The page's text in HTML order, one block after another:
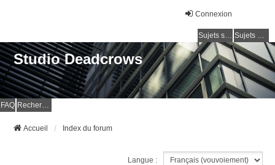
Connexion
Sujets sans réponse Sujets actifs
Studio Deadcrows
FAQ Rechercher
Accueil Index du forum
Langue :